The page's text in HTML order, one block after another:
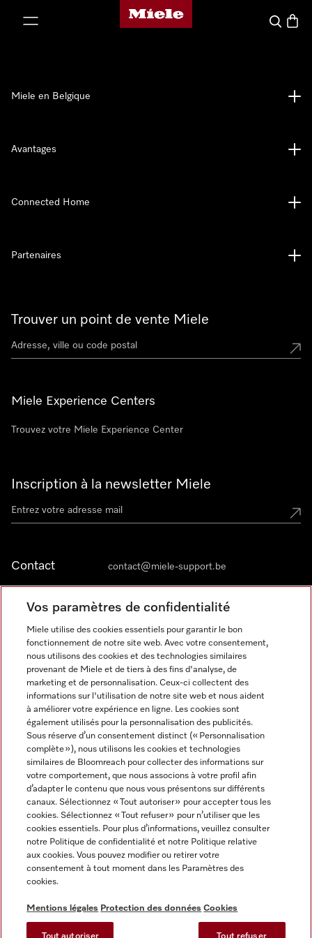
Page d'accueil de Miele
Search
Trouver un point de vente Miele
Miele Experience Centers
Trouvez votre Miele Experience Center
Inscription à la newsletter Miele
Contact contact@miele-support.be
Langue
FRANÇAIS
Miele en Belgique
Avantages
Connected Home
Partenaires
Informations légales
CGV
Protection des données
Conditions d’utilisation
Digital Services Act
Miele sur Facebook
Miele sur Youtube
Miele sur Instagram
Miele sur Pinterest
Vos paramètres de confidentialité
Miele utilise des cookies essentiels pour garantir le bon
fonctionnement de notre site web. Avec votre consentement,
nous utilisons des cookies et des technologies similaires
provenant de Miele et de tiers à des fins d'analyse, de
marketing et de personnalisation. Ceux-ci collectent des
informations sur l'utilisation de notre site web et nous aident
à améliorer votre expérience en ligne. Les cookies sont
également utilisés pour la personnalisation des publicités.
Sous réserve d’un consentement distinct (« Personnalisation
complète »), nous utilisons les cookies et technologies
similaires de Bloomreach pour collecter des informations sur
votre comportement, que nous associons à votre profil afin
d’adapter le contenu que nous vous présentons sur différents
canaux. Sélectionnez « Tout autoriser » pour accepter tous les
cookies. Sélectionnez « Tout refuser » pour n’utiliser que les
cookies essentiels. Pour plus d’informations, veuillez consulter
notre Politique de confidentialité et notre Politique relative
aux cookies. Vous pouvez modifier ou retirer votre
consentement à tout moment dans les Paramètres des
cookies.
Mentions légales Protection des données Cookies